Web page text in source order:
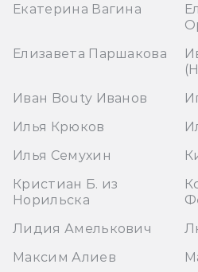
Екатерина Вагина
Елизавета Паршакова
Иван Bouty Иванов
Илья Крюков
Илья Семухин
Кристиан Б. из
Норильска
Лидия Амелькович
Максим Алиев